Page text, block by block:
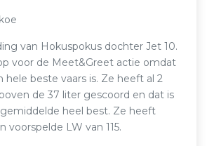
van Hokuspokus dochter Jet 10.
voor de Meet&Greet actie omdat
hele beste vaars is. Ze heeft al 2
de 37 liter gescoord en dat is
heel best. Ze heeft
voorspelde LW van 115.